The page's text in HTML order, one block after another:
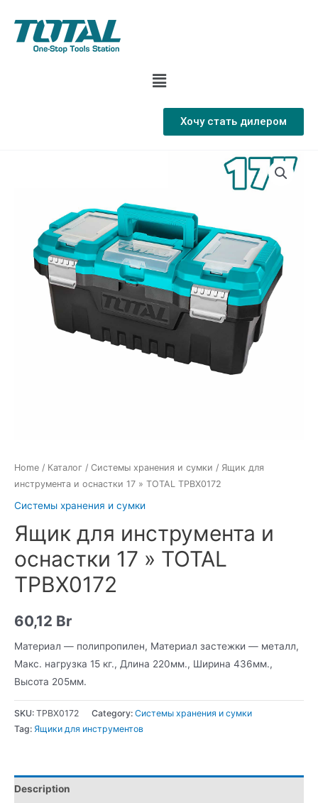
Хочу стать дилером
Home / Каталог / Системы хранения и сумки / Ящик для
инструмента и оснастки 17 » TOTAL TPBX0172
Системы хранения и сумки
Ящик для инструмента и
оснастки 17 » TOTAL
TPBX0172
60,12 Br
Материал — полипропилен, Материал застежки — металл,
Макс. нагрузка 15 кг., Длина 220мм., Ширина 436мм.,
Высота 205мм.
SKU: TPBX0172 Category: Системы хранения и сумки
Tag: Ящики для инструментов
Description